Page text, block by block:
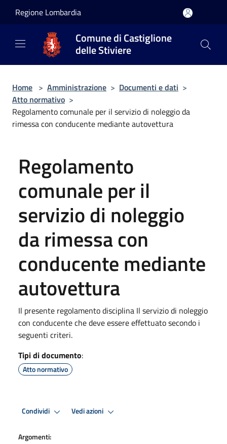
Regione Lombardia
Comune di Castiglione
delle Stiviere
Home > Amministrazione > Documenti e dati >
Atto normativo >
Regolamento comunale per il servizio di noleggio da
rimessa con conducente mediante autovettura
Regolamento
comunale per il
servizio di noleggio
da rimessa con
conducente mediante
autovettura
Il presente regolamento disciplina Il servizio di noleggio
con conducente che deve essere effettuato secondo i
seguenti criteri.
Tipi di documento:
Atto normativo
Condividi Vedi azioni
Argomenti: